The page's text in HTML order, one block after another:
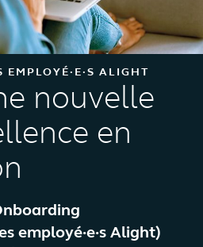
EMPLOYÉ·E·S ALIGHT
nouvelle
en
employé·e·s Alight)